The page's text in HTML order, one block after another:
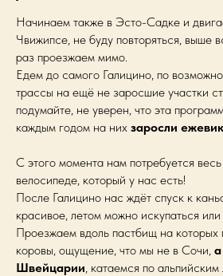
Начинаем также в Эсто-Садке и
Чвижипсе, не буду повторяться, выше
раз проезжаем мимо.
Едем до самого Галицино, по
трассы на ещё не заросшие участки
подумайте, не уверен, что эта
каждым годом на них заросли
С этого момента нам потребуется
велосипеде, который у нас есть!
После Галицино нас ждёт спуск к
красивое, летом можно искупаться
Проезжаем вдоль пастбищ на которых
коровы, ощущение, что мы не в Сочи,
Швейцарии, катаемся по альпийским